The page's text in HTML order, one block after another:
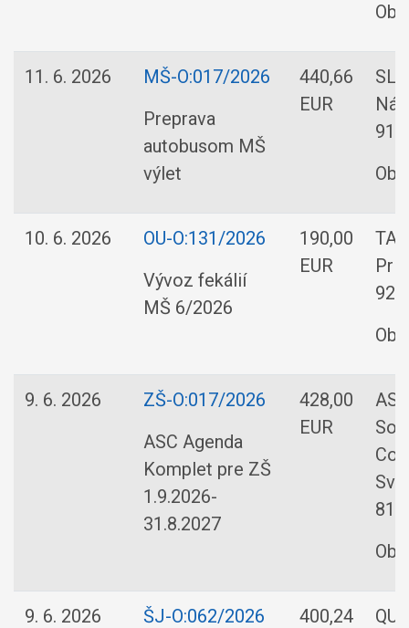
11. 6. 2026
MŠ-O:017/2026
Preprava
autobusom MŠ
výlet
440,66
EUR
10. 6. 2026
OU-O:131/2026
Vývoz fekálií
MŠ 6/2026
190,00
EUR
9. 6. 2026
ZŠ-O:017/2026
ASC Agenda
Komplet pre ZŠ
1.9.2026-
31.8.2027
428,00
EUR
9. 6. 2026
ŠJ-O:062/2026
400,24